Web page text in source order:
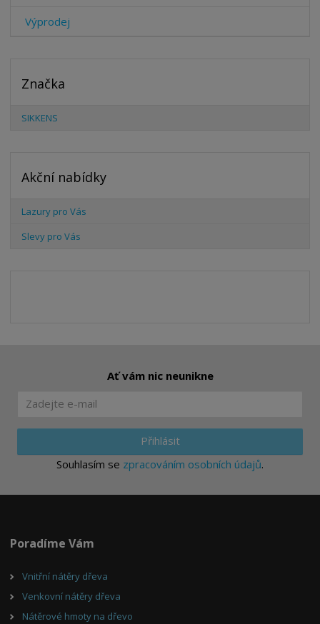
Výprodej
Značka
SIKKENS
Akční nabídky
Lazury pro Vás
Slevy pro Vás
Ať vám nic neunikne
Přihlásit
Souhlasím se zpracováním osobních údajů.
Poradíme Vám
Vnitřní nátěry dřeva
Venkovní nátěry dřeva
Nátěrové hmoty na dřevo